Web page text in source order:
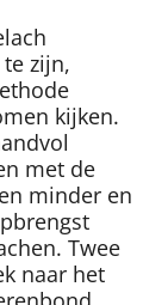
zijn,
kijken.
met de
minder en
Twee
naar het